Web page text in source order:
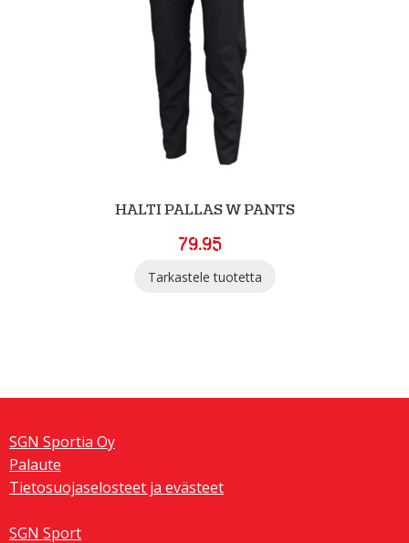
HALTI PALLAS W PANTS
79.95
Tarkastele tuotetta
SGN Sportia Oy
Palaute
Tietosuojaselosteet ja evästeet
SGN Sport